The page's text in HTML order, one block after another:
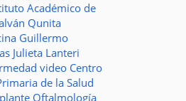
Académico de
Qunita
Guillermo
Julieta Lanteri
video Centro
de la Salud
Oftalmología